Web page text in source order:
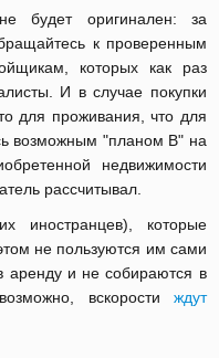
будет оригинален: за
к проверенным
которых как раз
И в случае покупки
для проживания, что для
возможным "планом В" на
недвижимости
рассчитывал.
иностранцев), которые
не пользуются им сами
аренду и не собираются в
вскорости ждут